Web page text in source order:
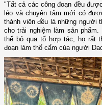
"Tất cả các công đoạn đều
léo và chuyên tâm mới có
thành viên đều là những người
cho trải nghiệm làm sản
thể bỏ qua tổ hợp tác, họ rất
đoạn làm thổ cẩm của người